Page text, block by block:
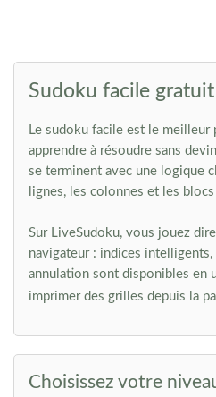
Sudoku facile
Le sudoku facile est le meilleur
apprendre à résoudre sans
se terminent avec une logique
lignes, les colonnes et les
Sur LiveSudoku, vous jouez
navigateur : indices
annulation sont disponibles en
imprimer des grilles depuis la
Choisissez votre